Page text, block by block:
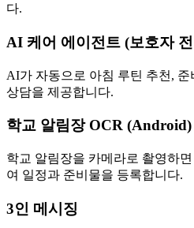
다.
AI 케어 에이전트 (보호자
AI가 자동으로 아침 루틴 추천, 준
상담을 제공합니다.
학교 알림장 OCR (Android)
학교 알림장을 카메라로 촬영하
여 일정과 준비물을 등록합니다.
3인 메시징